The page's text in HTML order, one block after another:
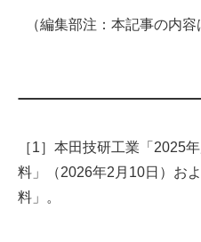
（編集部注：本記事の内
［1］本田技研工業「2025
料」（2026年2月10日）お
料」。